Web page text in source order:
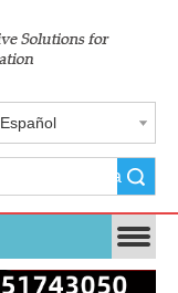
Español
Búsqueda